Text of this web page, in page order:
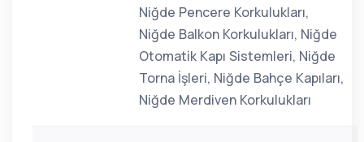
Niğde Pencere Korkulukları,
Niğde Balkon Korkulukları, Niğde
Otomatik Kapı Sistemleri, Niğde
Torna İşleri, Niğde Bahçe Kapıları,
Niğde Merdiven Korkulukları